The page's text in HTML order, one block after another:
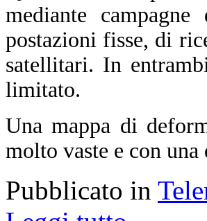
mediante
postazioni fisse, di
satellitari. In
limitato.
Una mappa di
molto vaste e con
Pubblicato in